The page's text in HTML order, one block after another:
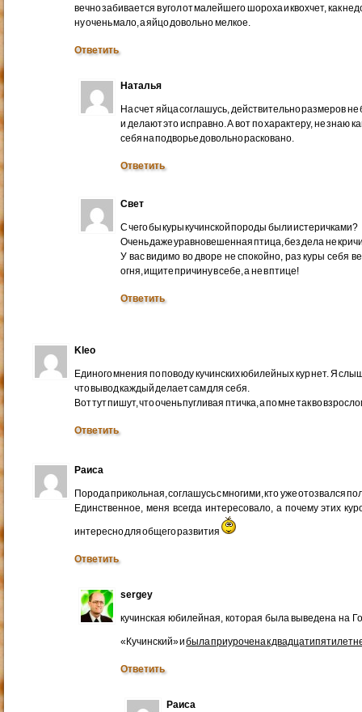
вечно забивается в угол от малейшего шороха и квохчет, как
ну очень мало, а яйцо довольно мелкое.
Ответить
Наталья
На счет яйца соглашусь, действительно размеров
и делают это исправно. А вот по характеру, не знаю
себя на подворье довольно расковано.
Ответить
Свет
С чего бы куры кучинской породы были истеричками?
Очень даже уравновешенная птица, без дела не
У вас видимо во дворе не спокойно, раз куры себя
огня, ищите причину в себе, а не в птице!
Ответить
Kleo
Единого мнения по поводу кучинских юбилейных кур нет. Я
что вывод каждый делает сам для себя.
Вот тут пишут, что очень пугливая птичка, а по мне так во
Ответить
Раиса
Порода прикольная, соглашусь с многими, кто уже отозвался
Единственное, меня всегда интересовало, а почему этих
интересно для общего развития
Ответить
sergey
кучинская юбилейная, которая была выведена на
«Кучинский» ибыла приурочена к
Ответить
Раиса